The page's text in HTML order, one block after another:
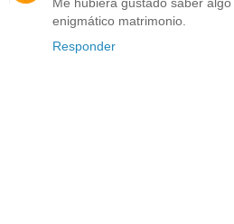
enigmático matrimonio.
Responder